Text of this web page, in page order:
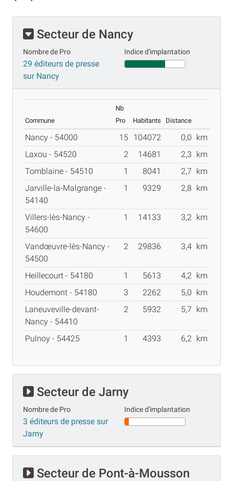
Secteur de Nancy
Nombre de Pro
29 éditeurs de presse
sur Nancy
Indice d'implantation
Commune
Nb
Pro
Habitants Distance
Nancy - 54000 15 104072 0,0 km
Laxou - 54520
2 14681 2,3 km
Tomblaine - 54510
1 8041 2,7 km
Jarville-la-Malgrange -
54140
1 9329 2,8 km
Villers-lès-Nancy -
54600
1 14133 3,2 km
Vandœuvre-lès-Nancy -
54500
2 29836 3,4 km
Heillecourt - 54180 1 5613 4,2 km
Houdemont - 54180
3 2262 5,0 km
Laneuveville-devant-
Nancy - 54410
2 5932 5,7 km
Pulnoy - 54425 1 4393 6,2 km
Secteur de Jarny
Nombre de Pro
3 éditeurs de presse sur
Jarny
Indice d'implantation
Secteur de Pont-à-Mousson